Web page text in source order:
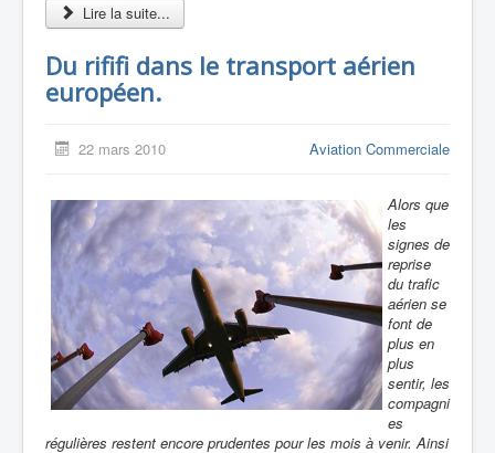
Lire la suite...
Du rififi dans le transport aérien
européen.
22 mars 2010 Aviation Commerciale
Alors que
les
signes de
reprise
du trafic
aérien se
font de
plus en
plus
sentir, les
compagni
es
régulières restent encore prudentes pour les mois à venir. Ainsi